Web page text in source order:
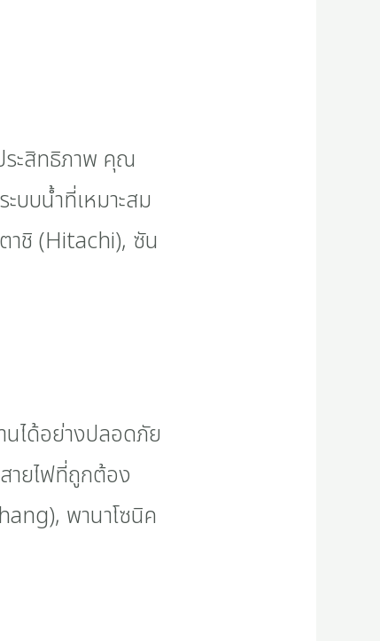
ระสิทธิภาพ คุณ
บบน้ำที่เหมาะสม
าชิ (Hitachi), ซัน
นได้อย่างปลอดภัย
ายไฟที่ถูกต้อง
พานาโซนิค